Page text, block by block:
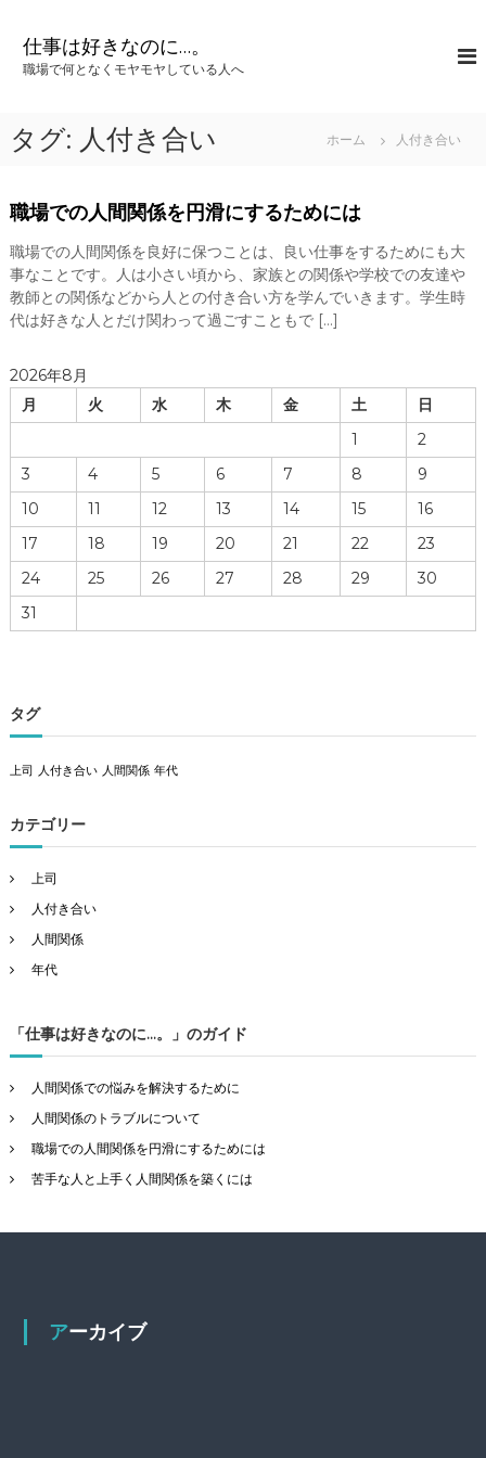
ス
プ
仕事は好きなのに…。
職場で何となくモヤモヤしている人へ
タグ: 人付き合い ホーム 人付き合い
職場での人間関係を円滑にするためには
職場での人間関係を良好に保つことは、良い仕事をするためにも大
事なことです。人は小さい頃から、家族との関係や学校での友達や
教師との関係などから人との付き合い方を学んでいきます。学生時
代は好きな人とだけ関わって過ごすこともで […]
2026年8月
月
火 水 木 金 土
日
1
2
3
4 5 6 7 8
9
10
11 12 13 14 15
16
17
18 19 20 21 22
23
24
25 26 27 28 29
30
31
タグ
上司 人付き合い 人間関係 年代
カテゴリー
上司
人付き合い
人間関係
年代
「仕事は好きなのに…。」のガイド
人間関係での悩みを解決するために
人間関係のトラブルについて
職場での人間関係を円滑にするためには
苦手な人と上手く人間関係を築くには
アーカイブ